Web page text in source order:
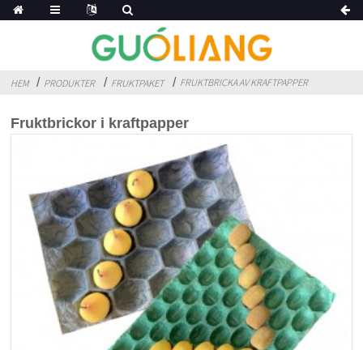
HEM PRODUKTER FRUKTPAKET FRUKTBRICKA AV KRAFTPAPPER
Fruktbrickor i kraftpapper